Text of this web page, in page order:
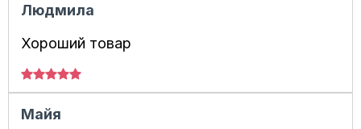
Людмила
Хороший товар
Майя